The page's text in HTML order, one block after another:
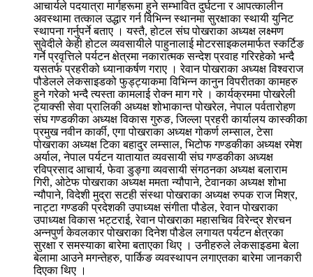
आचार्यले पदयात्रा मार्गहरूमा हुने सम्भावित दुर्घटना र आपत्कालीन
अवस्थामा तत्काल उद्धार गर्न विभिन्न स्थानमा सुरक्षाका स्थायी युनिट
स्थापना गर्नुपर्ने बताए । यस्तै, होटल संघ पोखराका अध्यक्ष लक्ष्मण
सुवेदीले केही होटल व्यवसायीले पाहुनालाई मोटरसाइकलमार्फत स्कर्टिङ
गर्ने प्रवृत्तिले पर्यटन क्षेत्रमा नकारात्मक सन्देश प्रवाह गरिरहेको भन्दै
यसतर्फ प्रहरीको ध्यानाकर्षण गराए । रेवान पोखराका अध्यक्ष विश्वराज
पौडेलले लेकसाइडको फुड्ट्याकमा विभिन्न कानुन विपरीतका कामहरु
हुने गरेको भन्दै त्यस्ता कामलाई रोक्न माग गरे । कार्यक्रममा पोखरेली
ट्याक्सी सेवा प्रालिकी अध्यक्ष शोभाकान्त पोखरेल, नेपाल पर्वतारोहण
संघ गण्डकीका अध्यक्ष विकास गुरुङ, जिल्ला प्रहरी कार्यालय कास्कीका
प्रमुख नवीन कार्की, एगा पोखराका अध्यक्ष गोकर्ण लम्साल, टेसा
पोखराका अध्यक्ष टिका बहादुर लम्साल, भिटोफ गण्डकीका अध्यक्ष रमेश
अर्याल, नेपाल पर्यटन यातायात व्यवसायी संघ गण्डकीका अध्यक्ष
रविप्रसाद आचार्य, फेवा डुङ्गा व्यवसायी संगठनका अध्यक्ष बलाराम
गिरी, ओटेफ पोखराका अध्यक्ष ममता न्यौपाने, टेवानका अध्यक्ष शोभा
न्यौपाने, विदेशी मुद्रा सटही संस्था पोखराका अध्यक्ष रुपक राज मिश्र,
नाट्टा गण्डकी प्रदेशकी उपाध्यक्ष संगीता पौडेल, रेवान पोखराका
उपाध्यक्ष विकास भट्टराई, रेवान पोखराका महासचिव विरेन्द्र शेरचन
अन्नपुर्ण केवलकार पोखराका दिनेश पौडेल लगायत पर्यटन क्षेत्रका
सुरक्षा र समस्याका बारेमा बताएका थिए । उनीहरुले लेकसाइडमा बेला
बेलामा आउने मगन्तेहरु, पार्किङ व्यवस्थापन लगाएतका बारेमा जानकारी
दिएका थिए ।